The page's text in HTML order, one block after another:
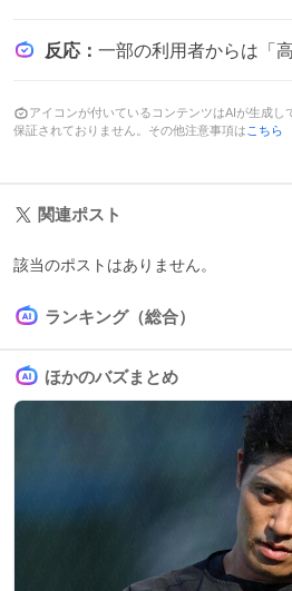
反応 ： 一部の利用者からは「高すぎ」や「家族での利用が厳しい」などの声が上
アイコンが付いているコンテンツはAIが生成し
保証されておりません。その他注意事項はこちら
関連ポスト
該当のポストはありません。
ランキング（総合）
ほかのバズまとめ